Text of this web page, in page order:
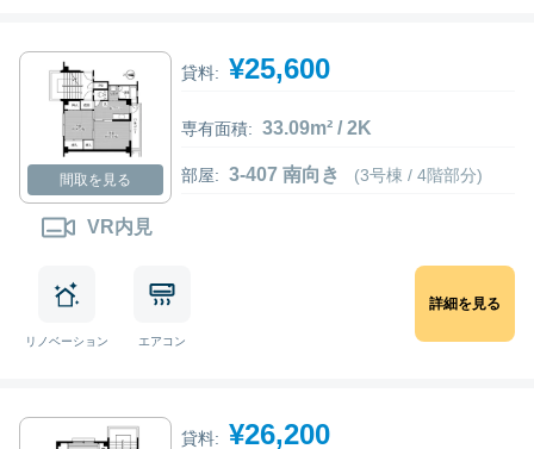
間取を見る
VR内見
貸料: ¥25,600
専有面積: 33.09m² / 2K
部屋: 3-407 南向き (3号棟 / 4階部分)
リノベーション エアコン
詳細を見る
貸料: ¥26,200